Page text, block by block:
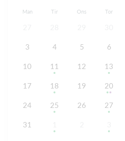
Man Tir Ons Tor
3 4 5 6
10 11 12 13
17 18 19 20
24 25 26 27
31